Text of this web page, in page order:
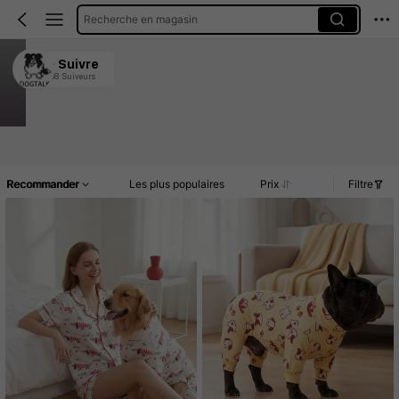
Recherche en magasin
DOGTALK
4.77
Suivre
558 Suiveurs
Recommander Les plus populaires Prix Filtre